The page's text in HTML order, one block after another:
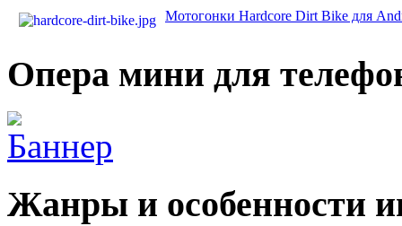
Мотогонки Hardcore Dirt Bike для
Опера мини для
Жанры и особенности